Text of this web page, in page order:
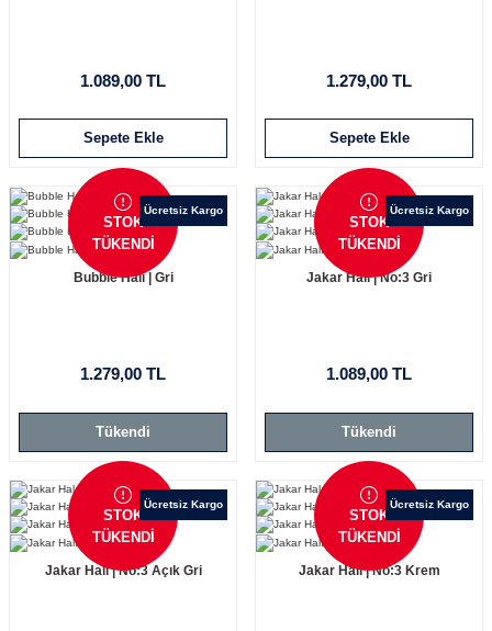
1.089,00 TL
Sepete Ekle
1.279,00 TL
Sepete Ekle
STOK
TÜKENDİ
Ücretsiz Kargo
Bubble Halı | Gri
1.279,00 TL
Tükendi
STOK
TÜKENDİ
Ücretsiz Kargo
Jakar Halı | No:3 Gri
1.089,00 TL
Tükendi
STOK
TÜKENDİ
Ücretsiz Kargo
Jakar Halı | No:3 Açık Gri
STOK
TÜKENDİ
Ücretsiz Kargo
Jakar Halı | No:3 Krem